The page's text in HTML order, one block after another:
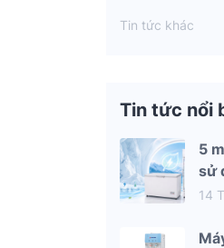
Tin tức khác
Tin tức nổi
5
sử
14